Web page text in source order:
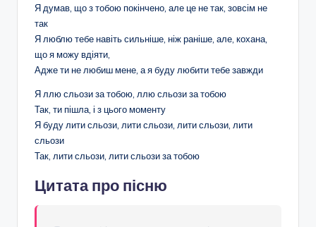
Я думав, що з тобою покінчено, але це не так, зовсім не
так
Я люблю тебе навіть сильніше, ніж раніше, але, кохана,
що я можу вдіяти,
Адже ти не любиш мене, а я буду любити тебе завжди
Я ллю сльози за тобою, ллю сльози за тобою
Так, ти пішла, і з цього моменту
Я буду лити сльози, лити сльози, лити сльози, лити
сльози
Так, лити сльози, лити сльози за тобою
Цитата про пісню